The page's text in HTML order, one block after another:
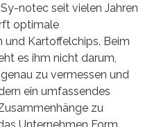
notec seit vielen Jahren
optimale
und Kartoffelchips. Beim
es ihm nicht darum,
zu vermessen und
ein umfassendes
zu
Unternehmen Form